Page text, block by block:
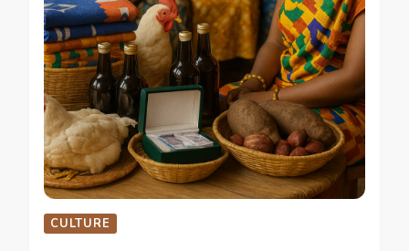
CULTURE